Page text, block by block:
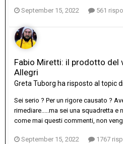
September 15, 2022 561
Fabio Miretti: il prodotto del
Allegri
Greta Tuborg ha risposto al topic di
Sei serio ? Per un rigore causato ?
rimediare.....ma sei una squadretta e
come mai questi commenti, non
September 15, 2022 1767